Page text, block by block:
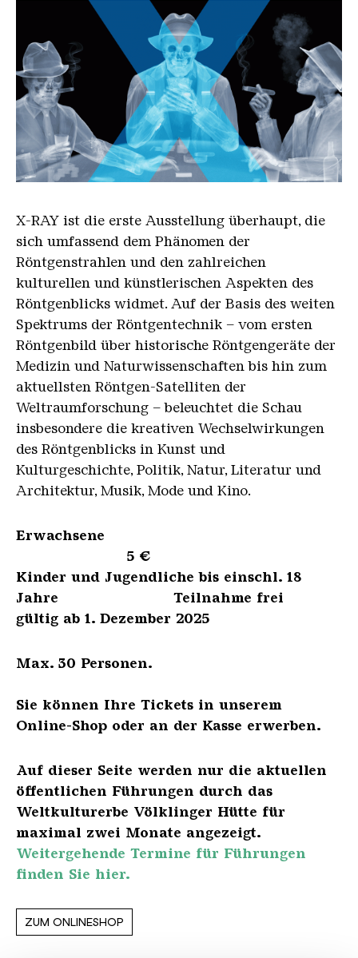
X RAY neu
X-RAY ist die erste Ausstellung überhaupt, die
sich umfassend dem Phänomen der
Röntgenstrahlen und den zahlreichen
kulturellen und künstlerischen Aspekten des
Röntgenblicks widmet. Auf der Basis des weiten
Spektrums der Röntgentechnik – vom ersten
Röntgenbild über historische Röntgengeräte der
Medizin und Naturwissenschaften bis hin zum
aktuellsten Röntgen-Satelliten der
Weltraumforschung – beleuchtet die Schau
insbesondere die kreativen Wechselwirkungen
des Röntgenblicks in Kunst und
Kulturgeschichte, Politik, Natur, Literatur und
Architektur, Musik, Mode und Kino.
Erwachsene
5 €
Kinder und Jugendliche bis einschl. 18
Jahre Teilnahme frei
gültig ab 1. Dezember 2025
Max. 30 Personen.
Sie können Ihre Tickets in unserem
Online-Shop oder an der Kasse erwerben.
Auf dieser Seite werden nur die aktuellen
öffentlichen Führungen durch das
Weltkulturerbe Völklinger Hütte für
maximal zwei Monate angezeigt.
Weitergehende Termine für Führungen
finden Sie hier.
ZUM ONLINESHOP